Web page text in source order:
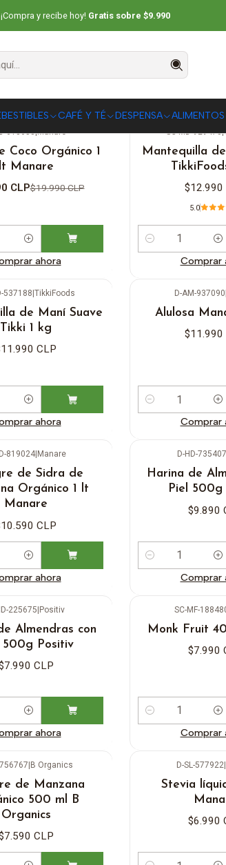
CAFÉ Y TÉ DESPENSA
y recibe hoy! Gratis sobre $9.990
Inicio DESPENSA
618653|Manare
Coco Orgánico 1
lt Manare
CLP$19.990 CLP
ahora
SC-MD-929473|
Mantequilla
$12.990
5.0
Cantidad
Comprar
537188|TikkiFoods
de Maní Suave
Tikki 1 kg
CLP
ahora
D-AM-937090
Alulosa
$11.990
Cantidad
Comprar
819024 Manare
de Sidra de
Orgánico 1 lt
Manare
CLP
ahora
D-HD-735407
Harina de
Piel 500g
$9.890
Cantidad
Comprar
225675|Positiv
Almendras con
500g Positiv
CLP
ahora
SC-MF-
Monk Fruit
$7.990
Cantidad
Comprar
|B Organics
de Manzana
500 ml B
Organics
CLP
D-SL-577922|
Stevia
$6.990